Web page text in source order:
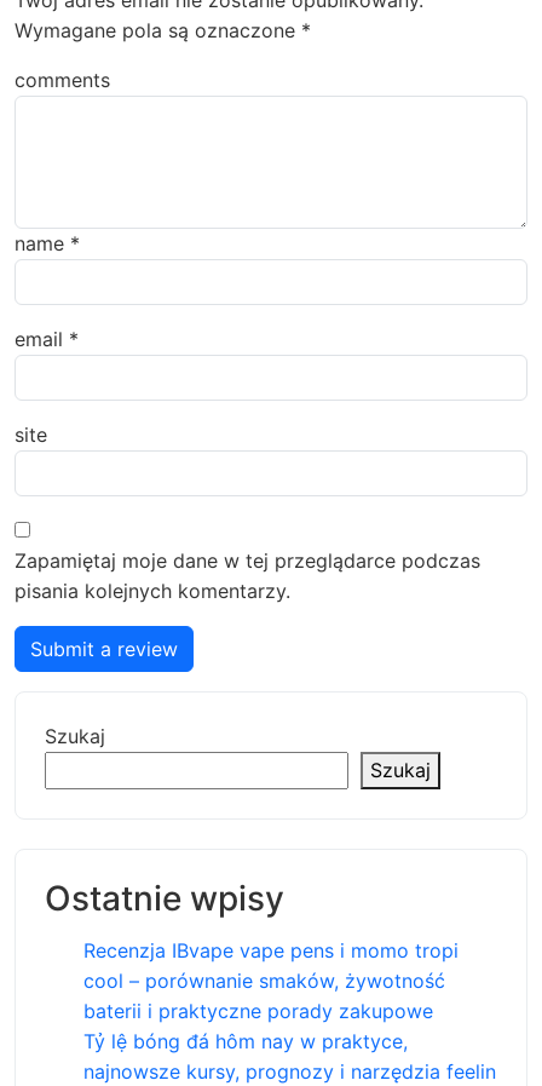
Wymagane pola są oznaczone *
comments
name *
email *
site
Zapamiętaj moje dane w tej przeglądarce podczas
pisania kolejnych komentarzy.
Submit a review
Szukaj
Szukaj
Ostatnie wpisy
Recenzja IBvape vape pens i momo tropi
cool – porównanie smaków, żywotność
baterii i praktyczne porady zakupowe
Tỷ lệ bóng đá hôm nay w praktyce,
najnowsze kursy, prognozy i narzędzia feelin